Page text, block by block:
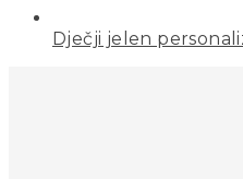
Dječji jelen